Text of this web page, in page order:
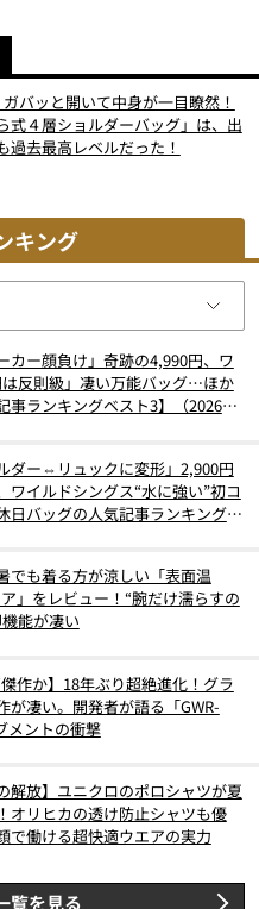
バッと開いて中身が一目瞭然！
式４層ショルダーバッグ」は、出
過去最高レベルだった！
キング
カー顔負け」奇跡の4,990円、ワ
反則級」凄い万能バッグ…ほか
事ランキングベスト3】（2026年
ダー⇔リュックに変形」2,900円
ワイルドシングス“水に強い”初コ
バッグの人気記事ランキングベ
でも着る方が涼しい「表面温
」をレビュー！“腕だけ濡らすの
能が凄い
傑作か】18年ぶり超絶進化！グラ
が凄い。開発者が語る「GWR-
メントの衝撃
解放】ユニクロのポロシャツが夏
オリヒカの透け防止シャツも優
で働ける超快適ウエアの実力
覧を見る